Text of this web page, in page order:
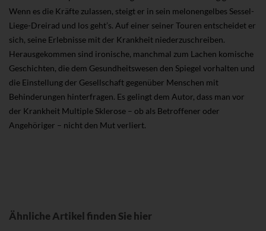
Wenn es die Kräfte zulassen, steigt er in sein melonengelbes Sessel-
Liege-Dreirad und los geht’s. Auf einer seiner Touren entscheidet er
sich, seine Erlebnisse mit der Krankheit niederzuschreiben.
Herausgekommen sind ironische, manchmal zum Lachen komische
Geschichten, die dem Gesundheitswesen den Spiegel vorhalten und
die Einstellung der Gesellschaft gegenüber Menschen mit
Behinderungen hinterfragen. Es gelingt dem Autor, dass man vor
der Krankheit Multiple Sklerose – ob als Betroffener oder
Angehöriger – nicht den Mut verliert.
Ähnliche Artikel finden Sie hier